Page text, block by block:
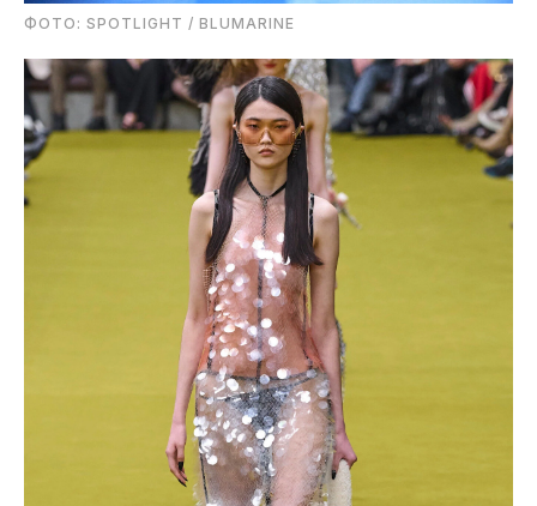
ФОТО: SPOTLIGHT / BLUMARINE